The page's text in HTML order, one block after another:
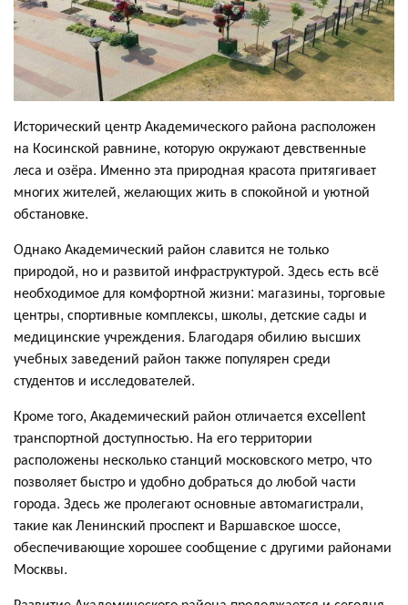
Исторический центр Академического района расположен
на Косинской равнине, которую окружают девственные
леса и озёра. Именно эта природная красота притягивает
многих жителей, желающих жить в спокойной и уютной
обстановке.
Однако Академический район славится не только
природой, но и развитой инфраструктурой. Здесь есть всё
необходимое для комфортной жизни: магазины, торговые
центры, спортивные комплексы, школы, детские сады и
медицинские учреждения. Благодаря обилию высших
учебных заведений район также популярен среди
студентов и исследователей.
Кроме того, Академический район отличается excellent
транспортной доступностью. На его территории
расположены несколько станций московского метро, что
позволяет быстро и удобно добраться до любой части
города. Здесь же пролегают основные автомагистрали,
такие как Ленинский проспект и Варшавское шоссе,
обеспечивающие хорошее сообщение с другими районами
Москвы.